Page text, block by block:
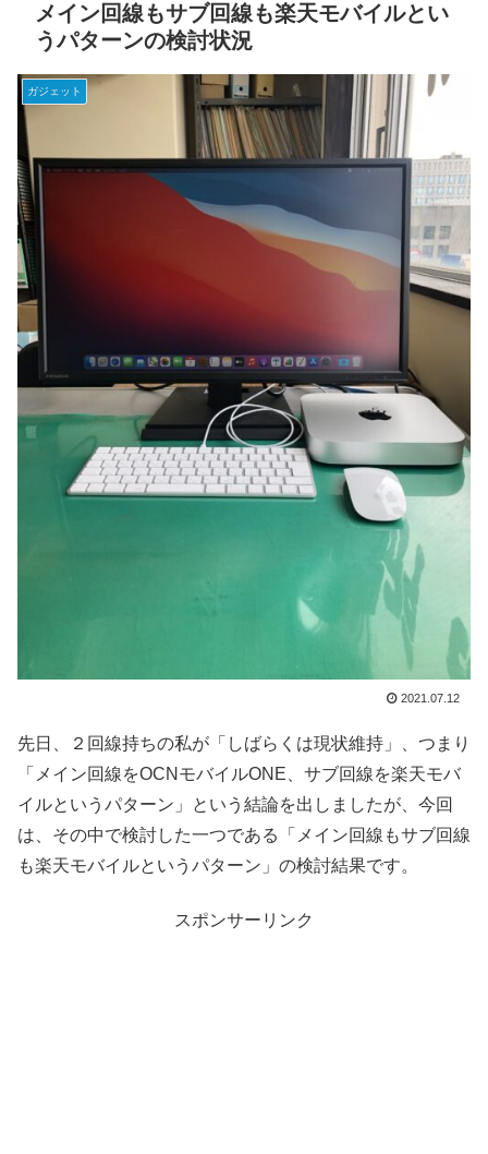
メイン回線もサブ回線も楽天モバイルとい
うパターンの検討状況
ガジェット
2021.07.12
先日、２回線持ちの私が「しばらくは現状維持」、つまり
「メイン回線をOCNモバイルONE、サブ回線を楽天モバ
イルというパターン」という結論を出しましたが、今回
は、その中で検討した一つである「メイン回線もサブ回線
も楽天モバイルというパターン」の検討結果です。
スポンサーリンク